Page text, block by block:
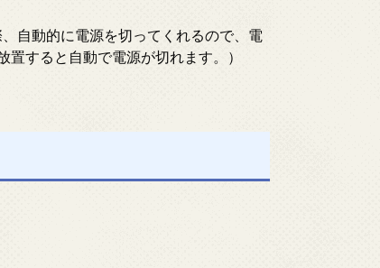
自動的に電源を切ってくれるので、電
すると自動で電源が切れます。）